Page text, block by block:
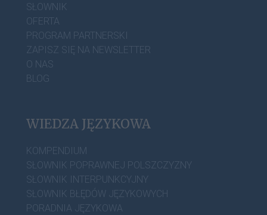
SŁOWNIK
OFERTA
PROGRAM PARTNERSKI
ZAPISZ SIĘ NA NEWSLETTER
O NAS
BLOG
WIEDZA JĘZYKOWA
KOMPENDIUM
SŁOWNIK POPRAWNEJ POLSZCZYZNY
SŁOWNIK INTERPUNKCYJNY
SŁOWNIK BŁĘDÓW JĘZYKOWYCH
PORADNIA JĘZYKOWA